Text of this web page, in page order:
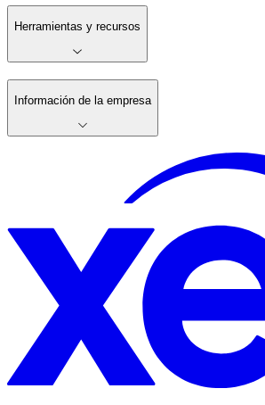
Herramientas y recursos
Información de la empresa